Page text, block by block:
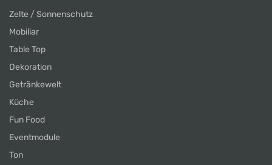
Zelte / Sonnenschutz
Mobiliar
Table Top
Dekoration
Getränkewelt
Küche
Fun Food
Eventmodule
Ton